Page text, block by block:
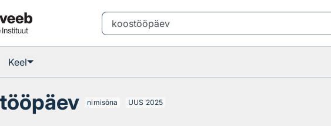
Keel
nimisõna UUS 2025